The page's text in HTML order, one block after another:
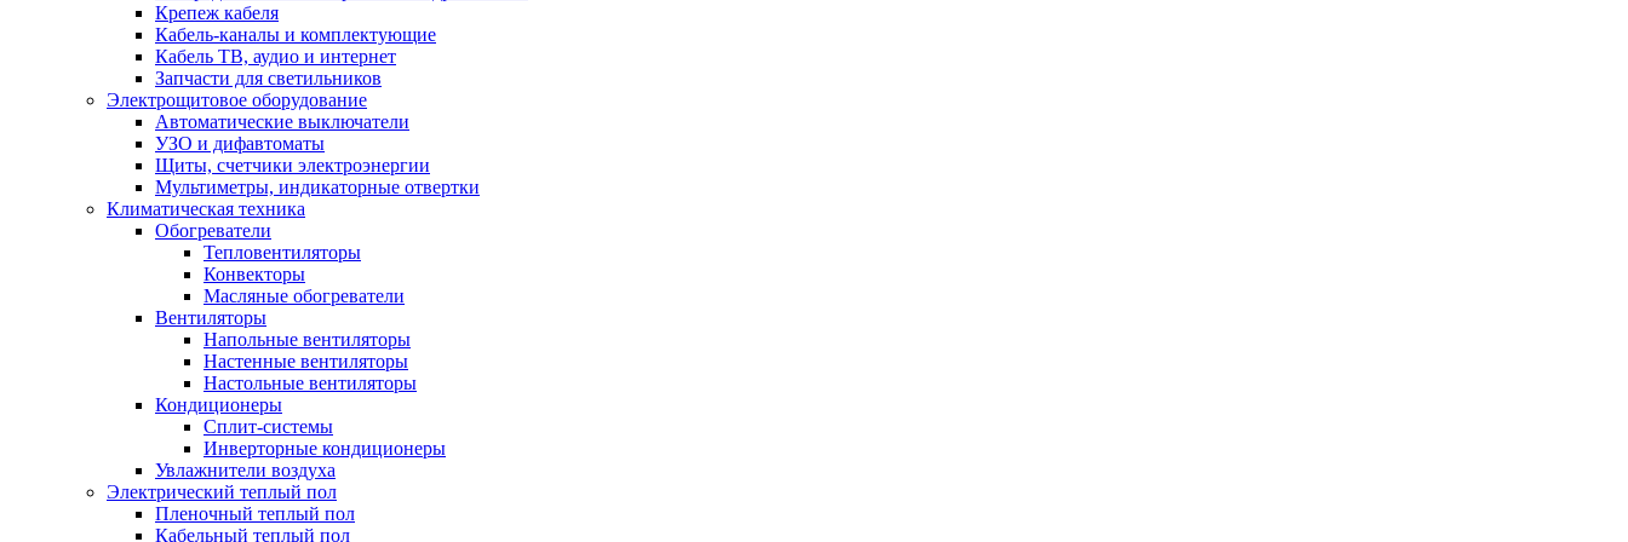
Крепеж кабеля
Кабель-каналы и комплектующие
Кабель ТВ, аудио и интернет
Запчасти для светильников
Электрощитовое оборудование
Автоматические выключатели
УЗО и дифавтоматы
Щиты, счетчики электроэнергии
Мультиметры, индикаторные отвертки
Климатическая техника
Обогреватели
Тепловентиляторы
Конвекторы
Масляные обогреватели
Вентиляторы
Напольные вентиляторы
Настенные вентиляторы
Настольные вентиляторы
Кондиционеры
Сплит-системы
Инверторные кондиционеры
Увлажнители воздуха
Электрический теплый пол
Пленочный теплый пол
Кабельный теплый пол